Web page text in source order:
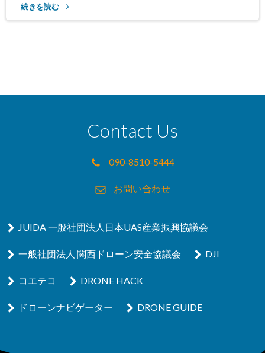
続きを読む
Contact Us
090-8510-5444
お問い合わせ
JUIDA 一般社団法人日本UAS産業振興協議会
一般社団法人 関西ドローン安全協議会 DJI
コエテコ DRONE HACK
ドローンナビゲーター DRONE GUIDE